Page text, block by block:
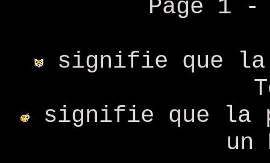
Page 1
signifie que
signifie que la
un